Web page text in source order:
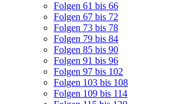
Folgen 61 bis 66
Folgen 67 bis 72
Folgen 73 bis 78
Folgen 79 bis 84
Folgen 85 bis 90
Folgen 91 bis 96
Folgen 97 bis 102
Folgen 103 bis 108
Folgen 109 bis 114